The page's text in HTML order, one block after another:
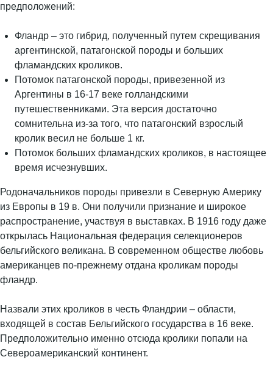
предположений:
Фландр – это гибрид, полученный путем скрещивания
аргентинской, патагонской породы и больших
фламандских кроликов.
Потомок патагонской породы, привезенной из
Аргентины в 16-17 веке голландскими
путешественниками. Эта версия достаточно
сомнительна из-за того, что патагонский взрослый
кролик весил не больше 1 кг.
Потомок больших фламандских кроликов, в настоящее
время исчезнувших.
Родоначальников породы привезли в Северную Америку
из Европы в 19 в. Они получили признание и широкое
распространение, участвуя в выставках. В 1916 году даже
открылась Национальная федерация селекционеров
бельгийского великана. В современном обществе любовь
американцев по-прежнему отдана кроликам породы
фландр.
Назвали этих кроликов в честь Фландрии – области,
входящей в состав Бельгийского государства в 16 веке.
Предположительно именно отсюда кролики попали на
Североамериканский континент.